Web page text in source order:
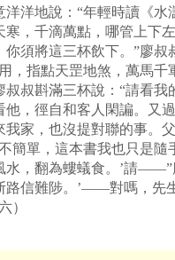
地說：“年輕時讀《水
寒，千滴萬點，哪管上下
你須將這三杯飲下。”廖
，指點天罡地煞，萬馬千
斟滿三杯說：“請看我
他，徑自和客人閑諞。又
，也沒提對聯的事。父
簡單，這本書我也只是
水，翻為螻蟻食。’請——”
路信難陟。’——對嗎，先
）